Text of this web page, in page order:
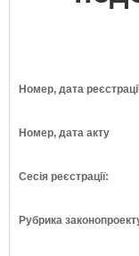
Номер, дата
Номер, дата акту
Сесія реєстрації:
Рубрика